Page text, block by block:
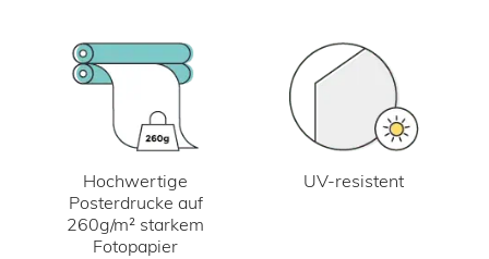
Hochwertige
Posterdrucke auf
260g/m² starkem
Fotopapier
UV-resistent